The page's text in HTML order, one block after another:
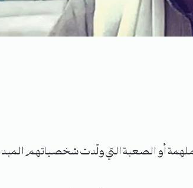
أو الصعبة التي ولّدت شخصياتهم